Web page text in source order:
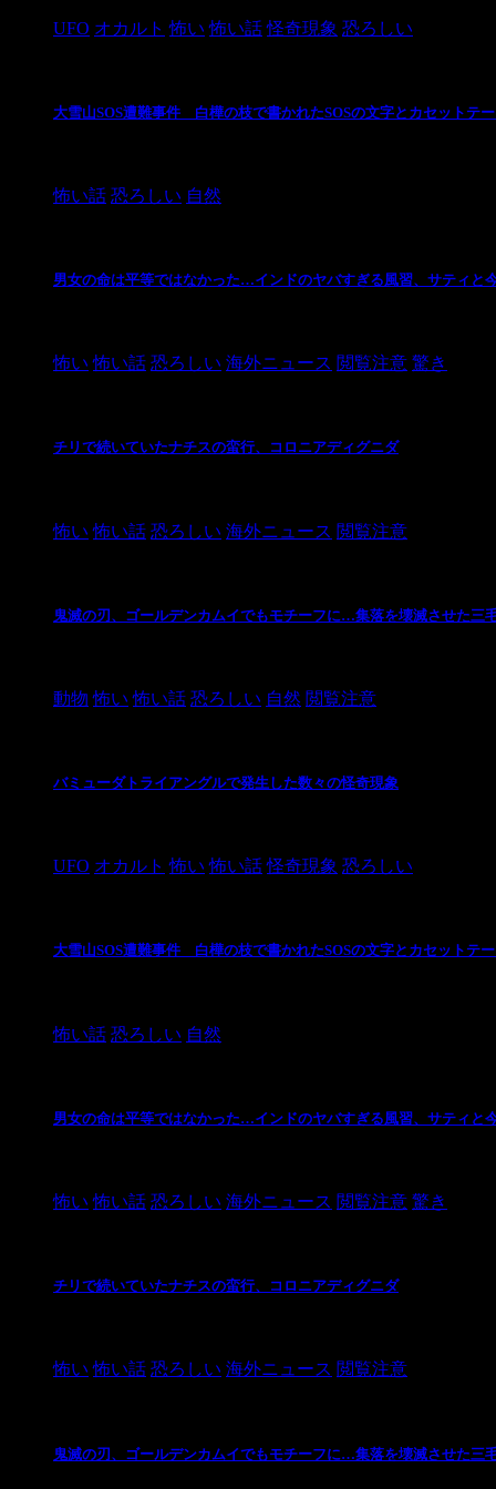
UFO オカルト 怖い 怖い話 怪奇現象 恐ろしい
大雪山SOS遭難事件 白樺の枝で書かれたSOSの文字とカセットテ
怖い話 恐ろしい 自然
男女の命は平等ではなかった…インドのヤバすぎる風習、サティと
怖い 怖い話 恐ろしい 海外ニュース 閲覧注意 驚き
チリで続いていたナチスの蛮行、コロニアディグニダ
怖い 怖い話 恐ろしい 海外ニュース 閲覧注意
鬼滅の刃、ゴールデンカムイでもモチーフに…集落を壊滅させた三
動物 怖い 怖い話 恐ろしい 自然 閲覧注意
バミューダトライアングルで発生した数々の怪奇現象
UFO オカルト 怖い 怖い話 怪奇現象 恐ろしい
大雪山SOS遭難事件 白樺の枝で書かれたSOSの文字とカセットテ
怖い話 恐ろしい 自然
男女の命は平等ではなかった…インドのヤバすぎる風習、サティと
怖い 怖い話 恐ろしい 海外ニュース 閲覧注意 驚き
チリで続いていたナチスの蛮行、コロニアディグニダ
怖い 怖い話 恐ろしい 海外ニュース 閲覧注意
鬼滅の刃、ゴールデンカムイでもモチーフに…集落を壊滅させた三